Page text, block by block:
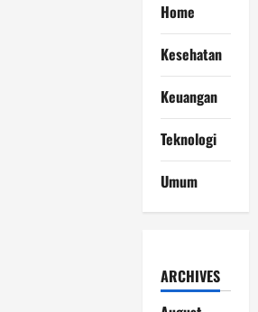
Home
Kesehatan
Keuangan
Teknologi
Umum
ARCHIVES